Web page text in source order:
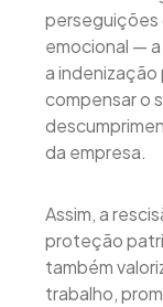
perseguições
emocional —
a indenização
compensar o
da empresa.
Assim, a
proteção
também
trabalho,